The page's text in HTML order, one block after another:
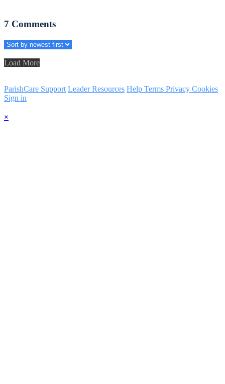
7 Comments
Load More
ParishCare Support Leader Resources Help Terms Privacy Cookies
Sign in
×